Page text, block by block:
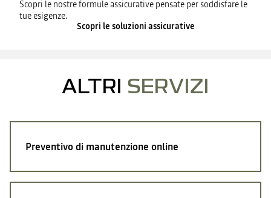
Scopri le nostre formule assicurative pensate per soddisfare le
tue esigenze.
Scopri le soluzioni assicurative
ALTRI SERVIZI
Preventivo di manutenzione online